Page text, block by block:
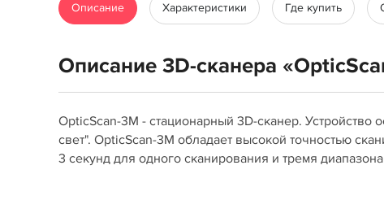
Описание Характеристики Где купить
Описание 3D-сканера
OpticScan-3М - стационарный 3D-сканер. Устройство
свет". OpticScan-3М обладает высокой точностью
3 секунд для одного сканирования и тремя